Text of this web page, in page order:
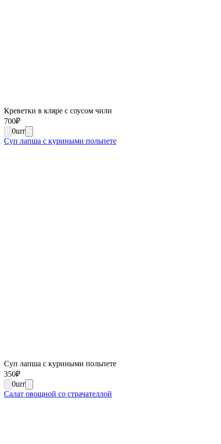
Креветки в кляре с соусом чили
700₽
0шт
Суп лапша с куриными польпете
Суп лапша с куриными польпете
350₽
0шт
Салат овощной со страчателлой